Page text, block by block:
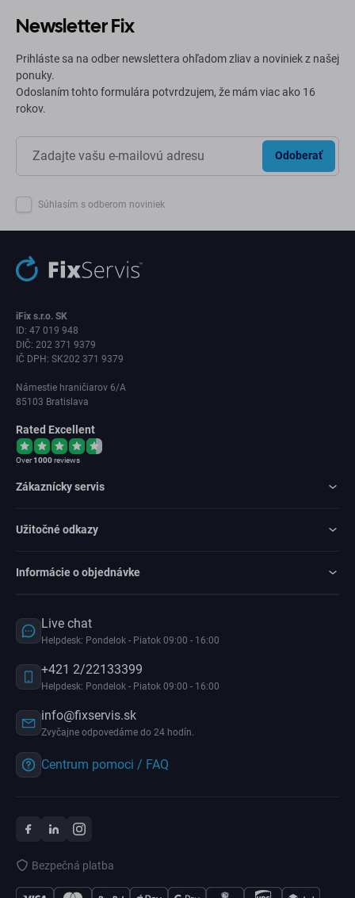
Newsletter Fix
Prihláste sa na odber newslettera ohľadom zliav a noviniek z našej
ponuky.
Odoslaním tohto formulára potvrdzujem, že mám viac ako 16
rokov.
Odoberať
Súhlasím s odberom noviniek
iFix s.r.o. SK
ID: 47 019 948
DIČ: 202 371 9379
IČ DPH: SK202 371 9379
Námestie hraničiarov 6/A
85103 Bratislava
Rated Excellent
Over1000reviews
Zákaznícky servis
Užitočné odkazy
Informácie o objednávke
Live chat
Helpdesk: Pondelok - Piatok 09:00 - 16:00
+421 2/22133399
Helpdesk: Pondelok - Piatok 09:00 - 16:00
info@fixservis.sk
Zvyčajne odpovedáme do 24 hodín.
Centrum pomoci / FAQ
Bezpečná platba